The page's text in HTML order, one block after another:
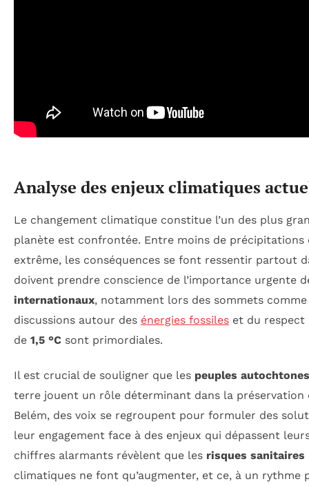
Analyse des enjeux climatiques
Le changement climatique constitue l’un des plus
planète est confrontée. Entre moins de précipitations
extrême, les conséquences se font ressentir partout
doivent prendre conscience de l’importance urgente
internationaux, notamment lors des sommets
discussions autour des énergies fossiles et du
de 1,5 °C sont primordiales.
Il est crucial de souligner que les peuples autochtones
terre jouent un rôle déterminant dans la préservation
Belém, des voix se regroupent pour formuler des
leur engagement face à des enjeux qui dépassent
chiffres alarmants révèlent que les risques sanitaires
climatiques ne font qu’augmenter, et ce, à un rythme